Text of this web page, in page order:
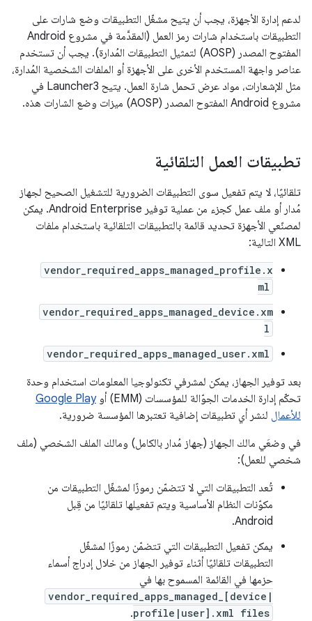
لدعم إدارة الأجهزة، يجب أن يتيح مشغّل التطبيقات وضع شارات على
التطبيقات باستخدام شارات رمز العمل (المقدَّمة في مشروع Android
المفتوح المصدر (AOSP) لتمثيل التطبيقات المُدارة). يجب أن تستخدم
عناصر واجهة المستخدم الأخرى على الأجهزة أو الملفات الشخصية المُدارة،
مثل الإشعارات، مواد عرض تحمل شارة العمل. يتيح Launcher3 في
مشروع Android المفتوح المصدر (AOSP) ميزات وضع الشارات هذه.
تطبيقات العمل التلقائية
تلقائيًا، لا يتم تفعيل سوى التطبيقات الضرورية للتشغيل الصحيح لجهاز
مُدار أو ملف عمل كجزء من عملية توفير Android Enterprise. يمكن
لمصنّعي الأجهزة تحديد قائمة بالتطبيقات التلقائية باستخدام ملفات
XML التالية:
vendor_required_apps_managed_profile.x
ml
vendor_required_apps_managed_device.xm
l
vendor_required_apps_managed_user.xml
بعد توفير الجهاز، يمكن لمشرفي تكنولوجيا المعلومات استخدام وحدة
تحكّم إدارة الخدمات الجوّالة للمؤسسات (EMM) أو
Google Play
للأعمال لنشر أي تطبيقات إضافية تعتبرها المؤسسة ضرورية.
في وضعَي مالك الجهاز (جهاز مُدار بالكامل) ومالك الملف الشخصي (ملف
شخصي للعمل):
تُعد التطبيقات التي لا تتضمّن رموزًا لمشغّل التطبيقات من
مكوّنات النظام الأساسية ويتم تفعيلها تلقائيًا من قِبل
Android.
يمكن تفعيل التطبيقات التي تتضمّن رموزًا لمشغّل
التطبيقات تلقائيًا أثناء توفير الجهاز من خلال إدراج أسماء
حزمها في القائمة المسموح بها في
vendor_required_apps_managed_[device|
profile|user].xml files
.